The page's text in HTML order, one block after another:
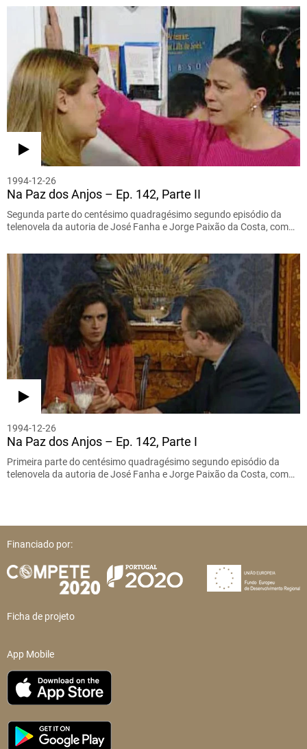
1994-12-26
Na Paz dos Anjos – Ep. 142, Parte II
Segunda parte do centésimo quadragésimo segundo episódio da
telenovela da autoria de José Fanha e Jorge Paixão da Costa, com…
1994-12-26
Na Paz dos Anjos – Ep. 142, Parte I
Primeira parte do centésimo quadragésimo segundo episódio da
telenovela da autoria de José Fanha e Jorge Paixão da Costa, com…
Financiado por:
Ficha de projeto
App Mobile